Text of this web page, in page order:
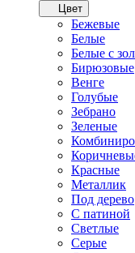
Цвет
Бежевые
Белые
Белые с
Бирюзовые
Венге
Голубые
Зебрано
Зеленые
Красные
Металлик
Под дерево
С патиной
Светлые
Серые